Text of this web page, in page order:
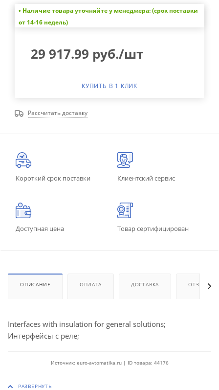
• Наличие товара уточняйте у менеджера: (срок поставки
от 14-16 недель)
29 917.99 руб./шт
КУПИТЬ В 1 КЛИК
Рассчитать доставку
Короткий срок поставки Клиентский сервис
Доступная цена Товар сертифицирован
ОПИСАНИЕ ОПЛАТА ДОСТАВКА ОТЗЫВЫ
Interfaces with insulation for general solutions;
Интерфейсы с реле;
Источник: euro-avtomatika.ru | ID товара: 44176